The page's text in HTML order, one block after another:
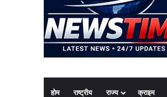
होम राष्ट्रीय राज्य क्राइम